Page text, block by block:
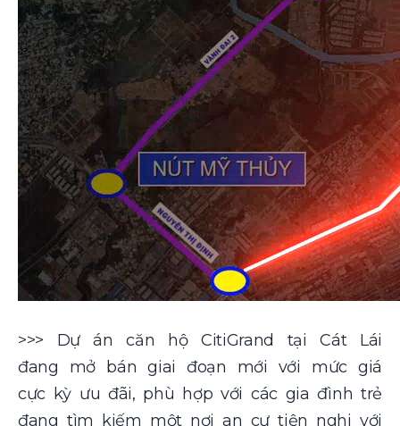
>>> Dự án căn hộ CitiGrand tại Cát Lái
đang mở bán giai đoạn mới với mức giá
cực kỳ ưu đãi, phù hợp với các gia đình trẻ
đang tìm kiếm một nơi an cư tiện nghi với